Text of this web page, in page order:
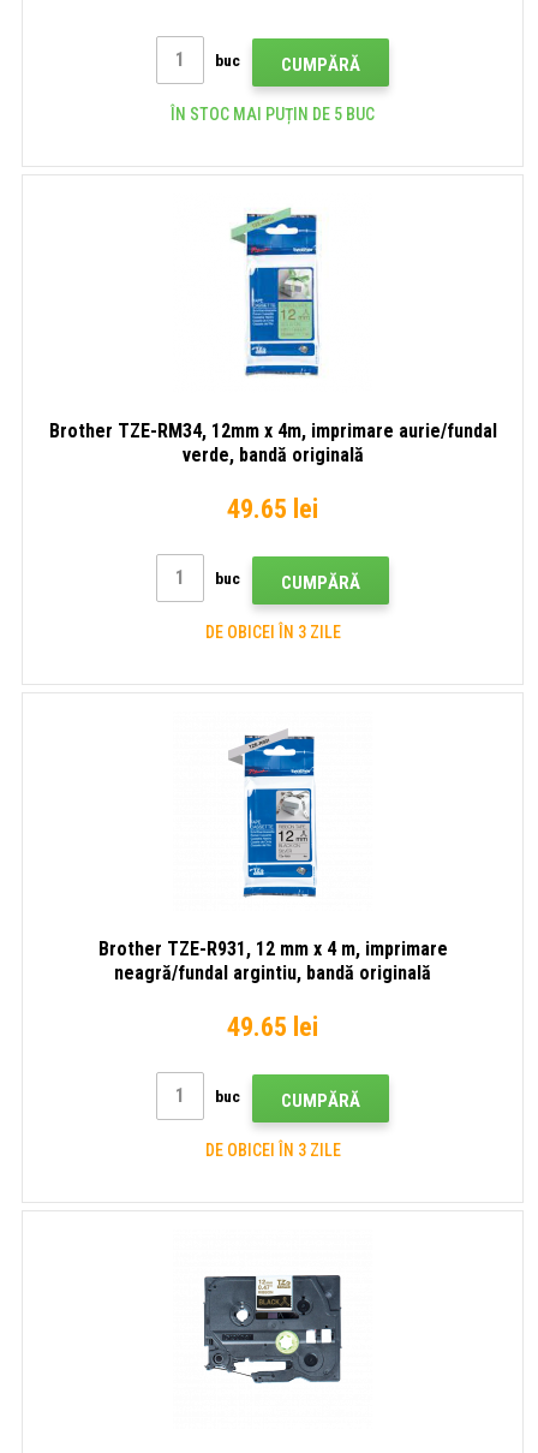
buc CUMPĂRĂ
ÎN STOC MAI PUȚIN DE 5 BUC
Brother TZE-RM34, 12mm x 4m, imprimare aurie/fundal
verde, bandă originală
49.65 lei
buc CUMPĂRĂ
DE OBICEI ÎN 3 ZILE
Brother TZE-R931, 12 mm x 4 m, imprimare
neagră/fundal argintiu, bandă originală
49.65 lei
buc CUMPĂRĂ
DE OBICEI ÎN 3 ZILE